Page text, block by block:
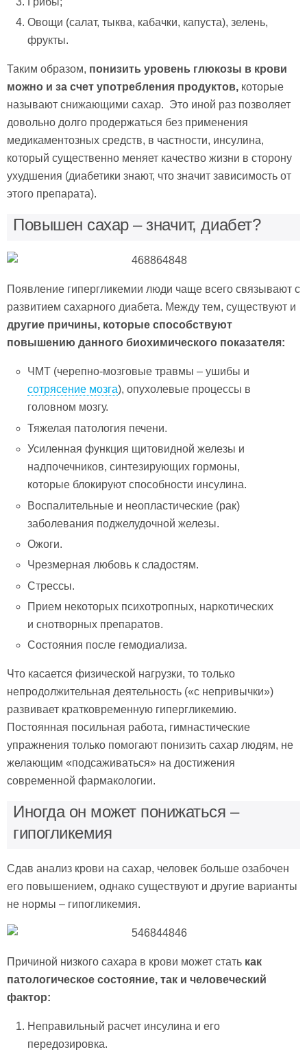
Овощи (салат, тыква, кабачки, капуста), зелень,
фрукты.
Таким образом, понизить уровень глюкозы в крови
можно и за счет употребления продуктов, которые
называют снижающими сахар. Это иной раз позволяет
довольно долго продержаться без применения
медикаментозных средств, в частности, инсулина,
который существенно меняет качество жизни в сторону
ухудшения (диабетики знают, что значит зависимость от
этого препарата).
Повышен сахар – значит, диабет?
Появление гипергликемии люди чаще всего связывают с
развитием сахарного диабета. Между тем, существуют и
другие причины, которые способствуют
повышению данного биохимического показателя:
ЧМТ (черепно-мозговые травмы – ушибы и
сотрясение мозга), опухолевые процессы в
головном мозгу.
Тяжелая патология печени.
Усиленная функция щитовидной железы и
надпочечников, синтезирующих гормоны,
которые блокируют способности инсулина.
Воспалительные и неопластические (рак)
заболевания поджелудочной железы.
Ожоги.
Чрезмерная любовь к сладостям.
Стрессы.
Прием некоторых психотропных, наркотических
и снотворных препаратов.
Состояния после гемодиализа.
Что касается физической нагрузки, то только
непродолжительная деятельность («с непривычки»)
развивает кратковременную гипергликемию.
Постоянная посильная работа, гимнастические
упражнения только помогают понизить сахар людям, не
желающим «подсаживаться» на достижения
современной фармакологии.
Иногда он может понижаться –
гипогликемия
Сдав анализ крови на сахар, человек больше озабочен
его повышением, однако существуют и другие варианты
не нормы – гипогликемия.
Причиной низкого сахара в крови может стать как
патологическое состояние, так и человеческий
фактор:
Неправильный расчет инсулина и его
передозировка.